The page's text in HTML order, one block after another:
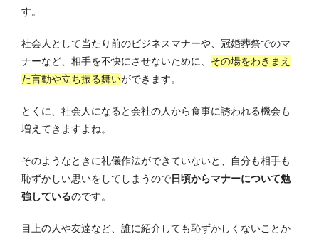
す。
社会人として当たり前のビジネスマナーや、冠婚葬祭でのマ
ナーなど、相手を不快にさせないために、 その場をわきまえ
た言動や立ち振る舞いができます。
とくに、社会人になると会社の人から食事に誘われる機会も
増えてきますよね。
そのようなときに礼儀作法ができていないと、自分も相手も
恥ずかしい思いをしてしまうので日頃からマナーについて勉
強しているのです。
目上の人や友達など、誰に紹介しても恥ずかしくないことか